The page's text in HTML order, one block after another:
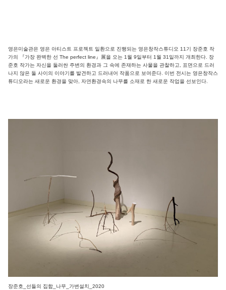
영은미술관은 영은 아티스트 프로젝트 일환으로 진행되는 영은창작스튜디오 11기 장준호 작
가의 『가장 완벽한 선 The perfect line』展을 오는 1월 9일부터 1월 31일까지 개최한다. 장
준호 작가는 자신을 둘러싼 주변의 환경과 그 속에 존재하는 사물을 관찰하고, 표면으로 드러
나지 않은 둘 사이의 이야기를 발견하고 드러내어 작품으로 보여준다. 이번 전시는 영은창작스
튜디오라는 새로운 환경을 맞아, 자연환경속의 나무를 소재로 한 새로운 작업을 선보인다.
장준호_선들의 집합_나무_가변설치_2020